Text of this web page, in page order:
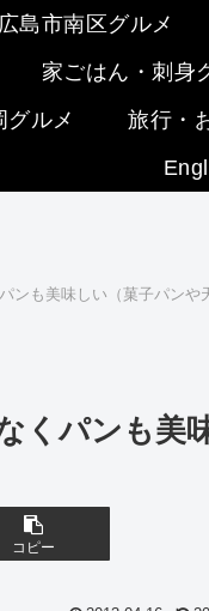
広島市南区グルメ
家ごはん・刺身
グルメ 旅行・
ンも美味しい（菓子パンや
くパンも美
コピー